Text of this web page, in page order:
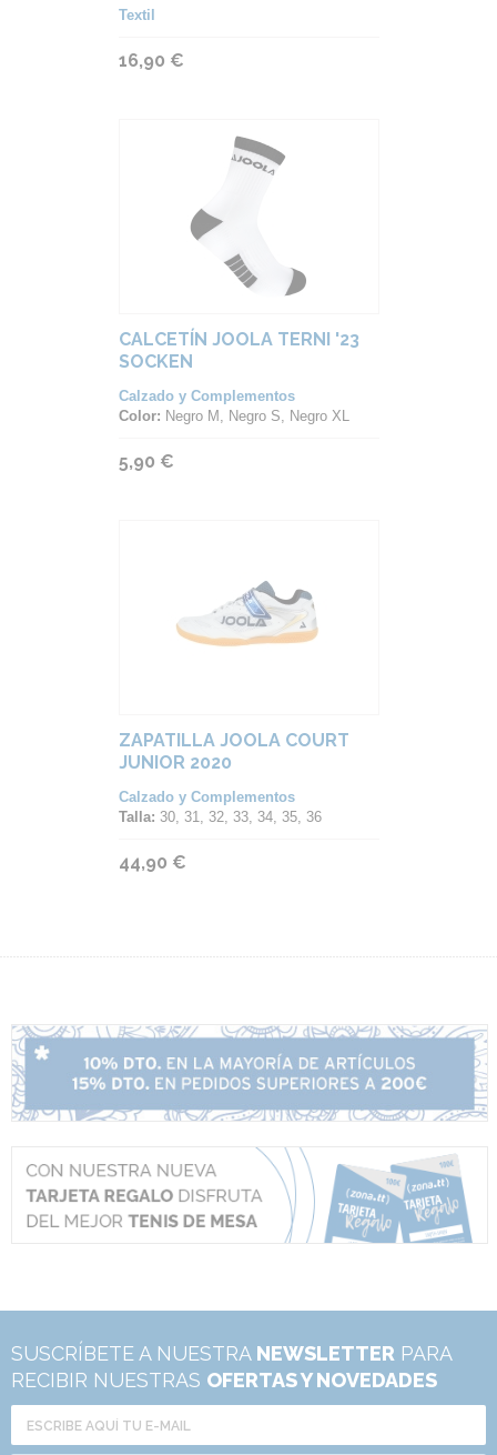
Textil
16,90 €
CALCETÍN JOOLA TERNI '23
SOCKEN
Calzado y Complementos
Color: Negro M, Negro S, Negro XL
5,90 €
ZAPATILLA JOOLA COURT
JUNIOR 2020
Calzado y Complementos
Talla: 30, 31, 32, 33, 34, 35, 36
44,90 €
SUSCRÍBETE A NUESTRA NEWSLETTER PARA
RECIBIR NUESTRAS OFERTAS Y NOVEDADES